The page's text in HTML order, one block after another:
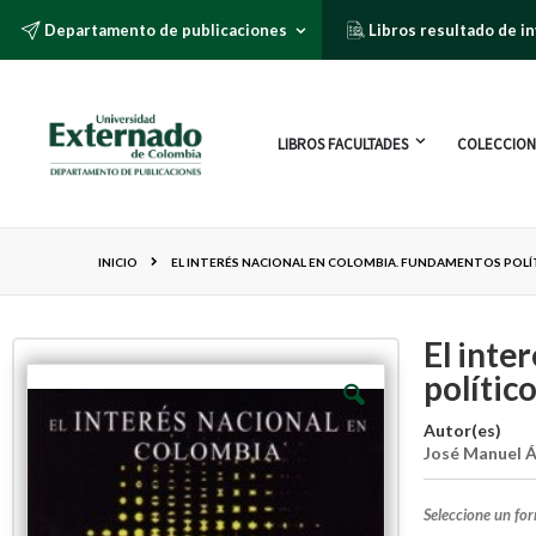
Departamento de publicaciones Libros resultado de
LIBROS FACULTADES
INICIO EL INTERÉS NACIONAL EN COLOMBIA. FUNDAMENTOS
El
Autor(es)
José Manuel
Seleccione un